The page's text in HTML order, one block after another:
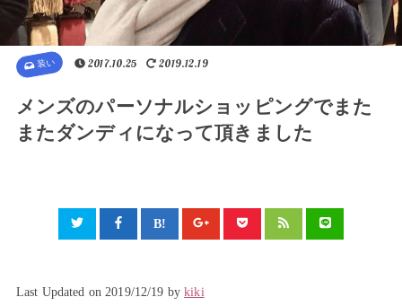
装い 2017.10.25 2019.12.19
メンズのパーソナルショッピングでまた
またダンディになって頂きました
Last Updated on 2019/12/19 bykiki